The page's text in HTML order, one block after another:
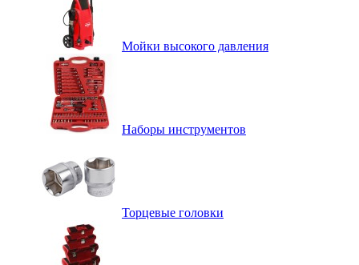
Мойки высокого давления
Наборы инструментов
Торцевые головки